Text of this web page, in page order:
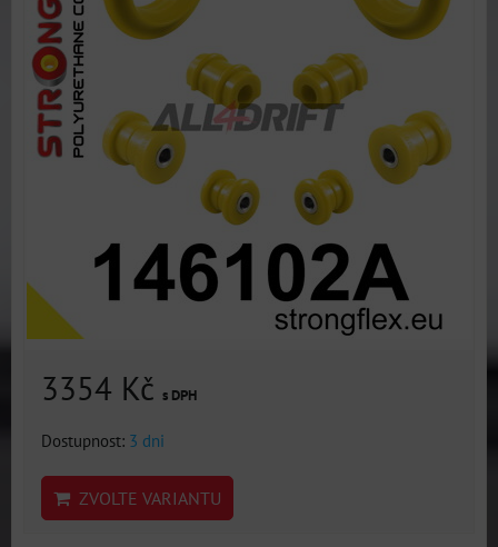
3354 Kč s DPH
Dostupnost: 3 dni
ZVOLTE VARIANTU